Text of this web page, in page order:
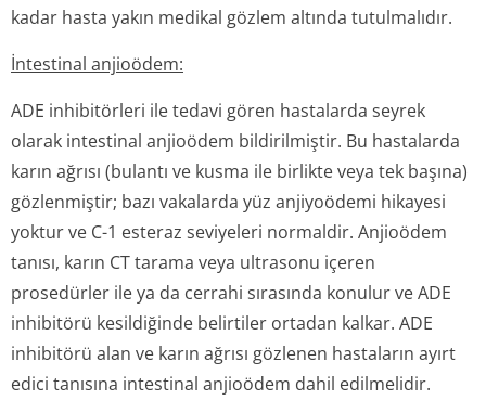
kadar hasta yakın medikal gözlem altında tutulmalıdır.
İntestinal anjioödem:
ADE inhibitörleri ile tedavi gören hastalarda seyrek
olarak intestinal anjioödem bildirilmiştir. Bu hastalarda
karın ağrısı (bulantı ve kusma ile birlikte veya tek başına)
gözlenmiştir; bazı vakalarda yüz anjiyoödemi hikayesi
yoktur ve C-1 esteraz seviyeleri normaldir. Anjioödem
tanısı, karın CT tarama veya ultrasonu içeren
prosedürler ile ya da cerrahi sırasında konulur ve ADE
inhibitörü kesildiğinde belirtiler ortadan kalkar. ADE
inhibitörü alan ve karın ağrısı gözlenen hastaların ayırt
edici tanısına intestinal anjioödem dahil edilmelidir.